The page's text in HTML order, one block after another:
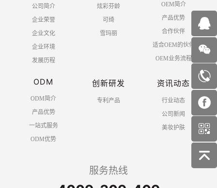
公司简介
企业荣誉
企业文化
企业环境
发展历程
炫彩芬龄
可绮
雪玛丽
OEM简介
产品优势
合作伙伴
适合OEM的伙伴
OEM业务流程
ODM
ODM简介
产品优势
一站式服务
ODM优势
创新研发
专利产品
资讯动态
行业动态
公司新闻
美妆护肤
服务热线